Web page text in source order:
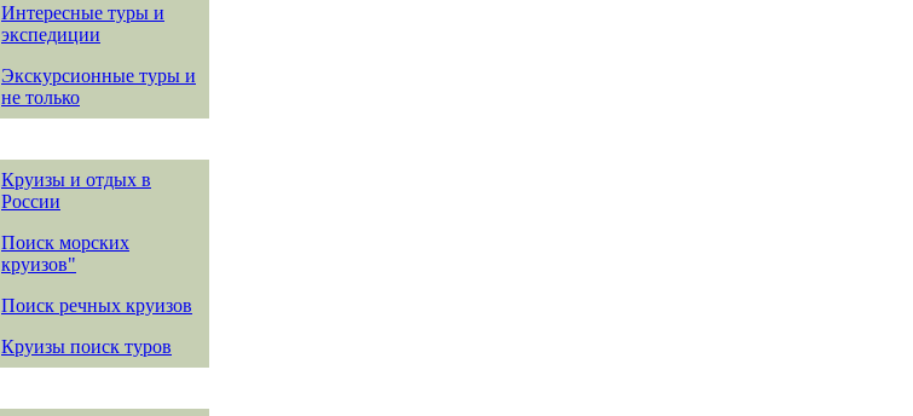
Интересные туры и
экспедиции
Экскурсионные туры и
не только
Круизы и отдых в
России
Поиск морских
круизов"
Поиск речных круизов
Круизы поиск туров